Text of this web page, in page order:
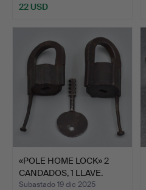
22 USD
«POLE HOME LOCK» 2
CANDADOS, 1 LLAVE.
Subastado 19 dic 2025